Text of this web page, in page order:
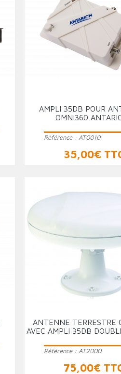
AMPLI 35DB POUR
OMNI360
Référence : AT0010
Prix
35,00€
ANTENNE TERRESTRE
AVEC AMPLI 35DB
Référence : AT2000
Prix
75,00€